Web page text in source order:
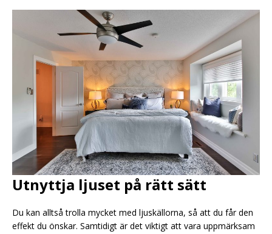
Utnyttja ljuset på rätt sätt
Du kan alltså trolla mycket med ljuskällorna, så att du får den
effekt du önskar. Samtidigt är det viktigt att vara uppmärksam